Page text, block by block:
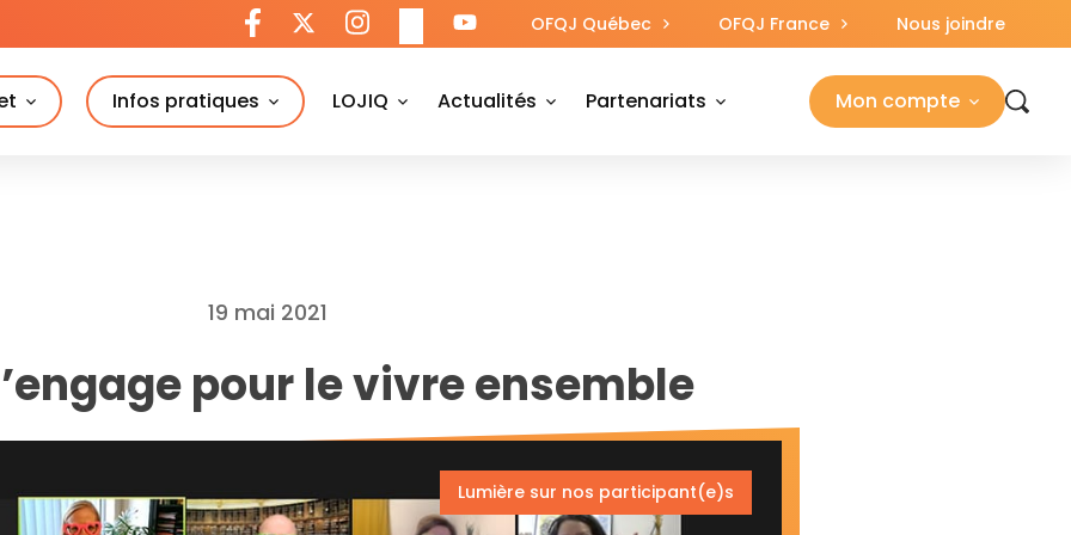
OFQJ Québec OFQJ France Nous joindre
Infos pratiques LOJIQ Actualités Partenariats Mon compte
19 mai 2021
pour le vivre ensemble
Lumière sur nos participant(e)s